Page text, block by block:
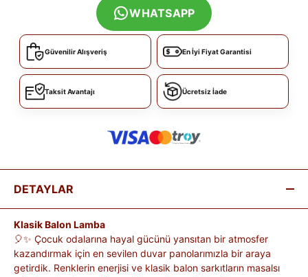
WHATSAPP
Güvenilir Alışveriş En İyi Fiyat Garantisi
Taksit Avantajı Ücretsiz İade
DETAYLAR
Klasik Balon Lamba
🎈✨ Çocuk odalarına hayal gücünü yansıtan bir atmosfer
kazandırmak için en sevilen duvar panolarımızla bir araya
getirdik. Renklerin enerjisi ve klasik balon sarkıtların masalsı